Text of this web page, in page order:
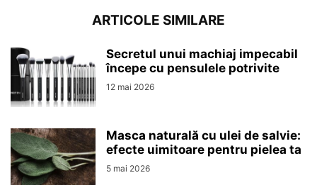
ARTICOLE SIMILARE
Secretul unui machiaj impecabil
începe cu pensulele potrivite
12 mai 2026
Masca naturală cu ulei de salvie:
efecte uimitoare pentru pielea ta
5 mai 2026